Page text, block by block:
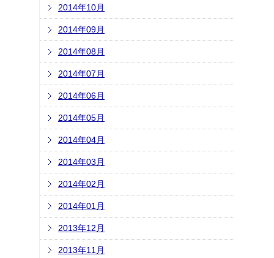
2014年10月
2014年09月
2014年08月
2014年07月
2014年06月
2014年05月
2014年04月
2014年03月
2014年02月
2014年01月
2013年12月
2013年11月